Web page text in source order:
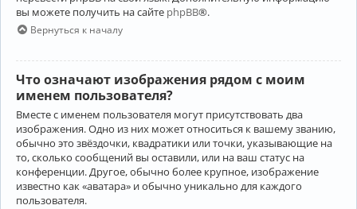
вы можете получить на сайте phpBB®.
Вернуться к началу
Что означают изображения рядом с моим
именем пользователя?
Вместе с именем пользователя могут присутствовать два
изображения. Одно из них может относиться к вашему званию,
обычно это звёздочки, квадратики или точки, указывающие на
то, сколько сообщений вы оставили, или на ваш статус на
конференции. Другое, обычно более крупное, изображение
известно как «аватара» и обычно уникально для каждого
пользователя.